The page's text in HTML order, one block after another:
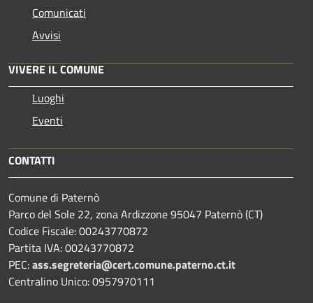
Comunicati
Avvisi
VIVERE IL COMUNE
Luoghi
Eventi
CONTATTI
Comune di Paternò
Parco del Sole 22, zona Ardizzone 95047 Paternò (CT)
Codice Fiscale: 00243770872
Partita IVA: 00243770872
PEC:ass.segreteria@cert.comune.paterno.ct.it
Centralino Unico: 0957970111